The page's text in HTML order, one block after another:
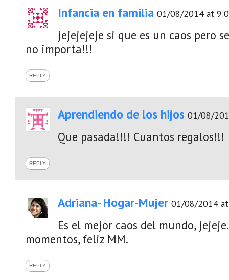
Infancia en familia 01/08/2014 at
jejejejeje si que es un caos pero
no importa!!!
REPLY
Aprendiendo de los hijos 01/08/
Que pasada!!!! Cuantos regalos!!!
REPLY
Adriana- Hogar-Mujer 01/08/2014
Es el mejor caos del mundo,
momentos, feliz MM.
REPLY